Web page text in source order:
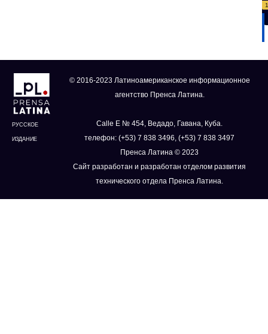
РУССКОЕ
ИЗДАНИЕ
© 2016-2023 Латиноамериканское информационное
агентство Пренса Латина.
Calle E № 454, Ведадо, Гавана, Куба.
телефон: (+53) 7 838 3496, (+53) 7 838 3497
Пренса Латина © 2023
Сайт разработан и разработан отделом развития
технического отдела Пренса Латина.